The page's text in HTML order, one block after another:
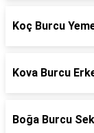
Koç Burcu
Kova Burcu
Boğa Burcu